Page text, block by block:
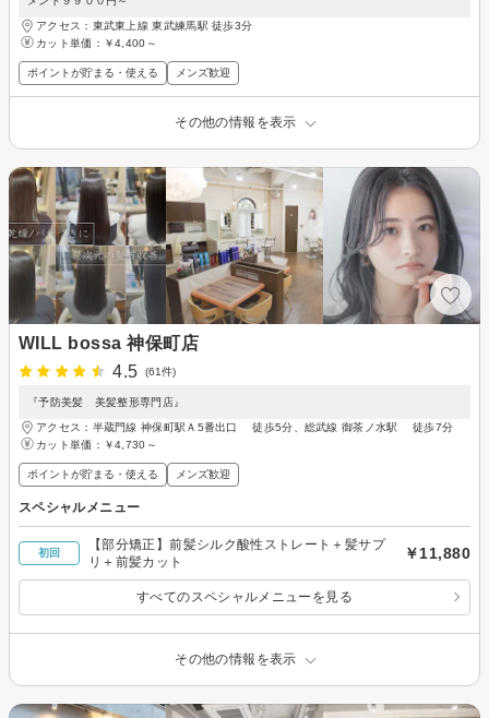
アクセス：東武東上線 東武練馬駅 徒歩3分
カット単価： ￥4,400～
ポイントが貯まる・使える メンズ歓迎
その他の情報を表示
WILL bossa 神保町店
4.5
(61件)
『予防美髪 美髪整形専門店』
アクセス：半蔵門線 神保町駅Ａ5番出口 徒歩5分、総武線 御茶ノ水駅 徒歩7分
カット単価： ￥4,730～
ポイントが貯まる・使える メンズ歓迎
スペシャルメニュー
初回
【部分矯正】前髪シルク酸性ストレート＋髪サプ
リ＋前髪カット
￥11,880
すべてのスペシャルメニューを見る
その他の情報を表示